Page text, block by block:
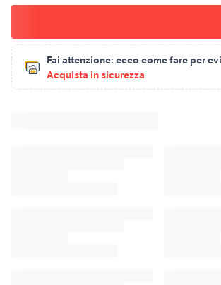
Fai attenzione: ecco come fare per
Acquista in sicurezza